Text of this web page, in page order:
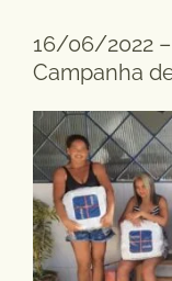
16/06/2022
Campanha